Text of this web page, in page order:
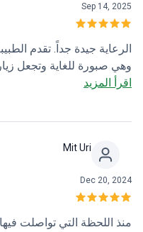
Sep 14, 2025
الرعاية جيدة جداً. تقدم
وهي صبورة للغاية وتجعل
جداً. أوصي بها؛ فهي تشرح
اقرأ المزيد
Mit Uri
Dec 20, 2024
منذ اللحظة التي تواصلت